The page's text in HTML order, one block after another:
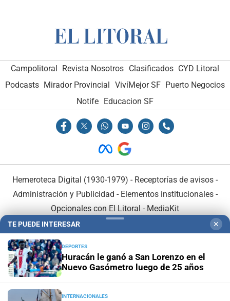
Campolitoral Revista Nosotros Clasificados CYD Litoral
Podcasts Mirador Provincial VivíMejor SF Puerto Negocios
Notife Educacion SF
Hemeroteca Digital (1930-1979) - Receptorías de avisos -
Administración y Publicidad - Elementos institucionales-
Opcionales con El Litoral - MediaKit
TE PUEDE INTERESAR ✕
DEPORTES
Huracán le ganó a San Lorenzo en el
Nuevo Gasómetro luego de 25 años
INTERNACIONALES